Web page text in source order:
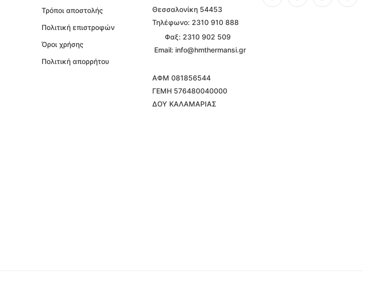
Τρόποι αποστολής
Πολιτική επιστροφών
Όροι χρήσης
Πολιτική απορρήτου
Θεσσαλονίκη 54453
Τηλέφωνο: 2310 910 888
Φαξ: 2310 902 509
Email: info@hmthermansi.gr
ΑΦΜ 081856544
ΓΕΜΗ 576480040000
ΔΟΥ ΚΑΛΑΜΑΡΙΑΣ